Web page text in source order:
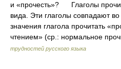
и «прочесть»? Глаголы
вида. Эти глаголы совпадают
значения глагола прочитать
чтением» (ср.: нормальное
трудностей русского языка